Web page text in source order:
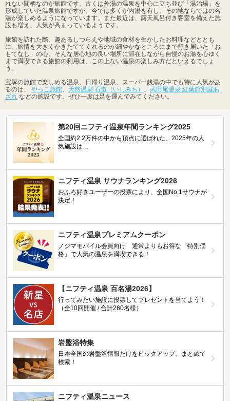
れない間柄なのが旅館です。古くは外湯の温泉を中心に立ち並び「湯治場」を
形成していた温泉旅館ですが、今では多くが内湯を有し、その地ならではの名
湯が楽しめるようになっています。また最近は、露天風呂付き客室を備えた施
設も増え、人気が高まっているようです。
旅館を訪れた際、趣あるしつらえや地域の食材を生かしたお料理などととも
に、旅情を大きくかきたててくれるのが細やかなところにまで行き届いた「お
もてなし」の心。そんな居心地の良い場所に滞在しながら自慢のお湯を心ゆく
まで満喫できる旅館の利用は、この上ない温泉の楽しみ方だといえるでしょ
う。
宝塚の旅館で楽しめる温泉、日帰り温泉、スーパー銭湯の中でも特に人気があ
るのは、 やっこ旅館、 天然温泉 石道（いしみち） 、 武田尾温泉 紅葉舘別庭あ
ざれ などの施設です。ぜひ一度は足を運んでみてください。
第20回ニフティ温泉年間ランキング2025
全国約2.2万件の中から頂点に選ばれた、2025年の人
気施設は…
ニフティ温泉 サウナランキング2026
おふろ好きユーザーの投票により、全国No.1サウナが
決定！
ニフティ温泉プレミアムクーポン
ノジマモバイル会員向け 通常よりもお得な「特別価
格」で人気の温泉を満喫できる！
【ニフティ温泉 百名湯2026】
行ってみたい施設に投票してプレゼントを当てよう！
（全10回開催 / 合計260名様）
岩盤浴特集
日本全国の岩盤浴情報だけをピックアップ。まとめて
検索！
ニフティ温泉ニュース